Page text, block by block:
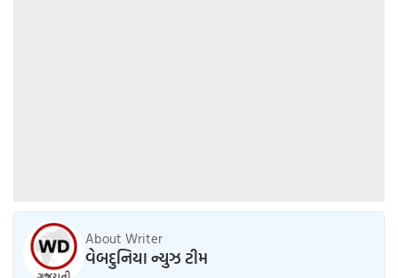
About Writer
વેબદુનિયા ન્યુઝ ટીમ